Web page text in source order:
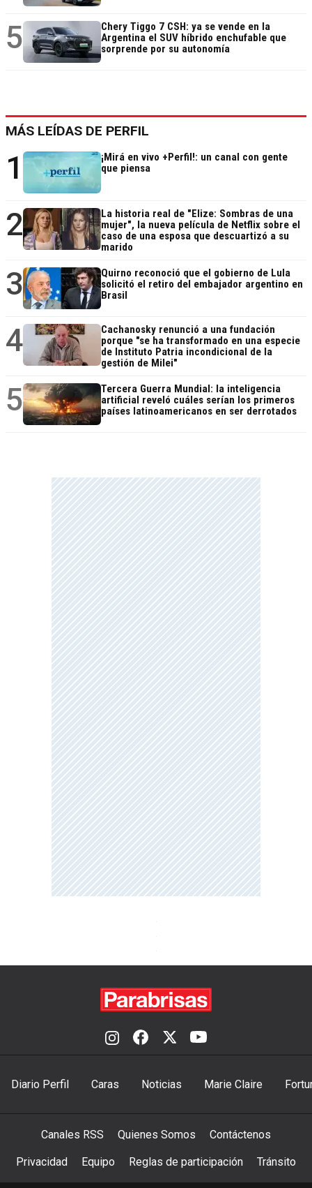
5
Chery Tiggo 7 CSH: ya se vende en la
Argentina el SUV híbrido enchufable que
sorprende por su autonomía
MÁS LEÍDAS DE PERFIL
1
¡Mirá en vivo +Perfil!: un canal con gente
que piensa
2
La historia real de "Elize: Sombras de una
mujer", la nueva película de Netflix sobre el
caso de una esposa que descuartizó a su
marido
3
Quirno reconoció que el gobierno de Lula
solicitó el retiro del embajador argentino en
Brasil
4
Cachanosky renunció a una fundación
porque "se ha transformado en una especie
de Instituto Patria incondicional de la
gestión de Milei"
5
Tercera Guerra Mundial: la inteligencia
artificial reveló cuáles serían los primeros
países latinoamericanos en ser derrotados
Diario Perfil Caras Noticias Marie Claire
Canales RSS Quienes Somos Contáctenos
Privacidad Equipo Reglas de participación Tránsito